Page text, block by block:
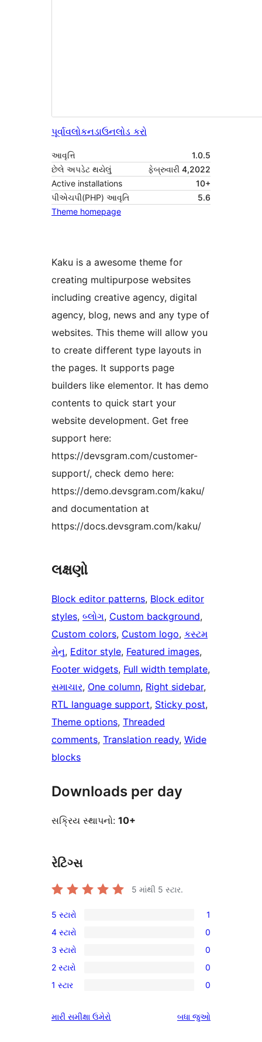
પૂર્વાવલોકનડાઉનલોડ કરો
આવૃત્તિ
1.0.5
છેલે અપડેટ થયેલું
ફેબ્રુવારી 4,2022
Active installations
10+
પીએચપી(PHP) આવૃતિ
5.6
Theme homepage
Kaku is a awesome theme for
creating multipurpose websites
including creative agency, digital
agency, blog, news and any type of
websites. This theme will allow you
to create different type layouts in
the pages. It supports page
builders like elementor. It has demo
contents to quick start your
website development. Get free
support here:
https://devsgram.com/customer-
support/, check demo here:
https://demo.devsgram.com/kaku/
and documentation at
https://docs.devsgram.com/kaku/
લક્ષણો
Block editor patterns, Block editor
styles, બ્લોગ, Custom background
Custom colors, Custom logo, કસ્ટમ
મેનુ, Editor style, Featured images
Footer widgets, Full width template
સમાચાર, One column, Right sidebar
RTL language support, Sticky post
Theme options, Threaded
comments, Translation ready, Wide
blocks
Downloads per day
સક્રિય સ્થાપનો: 10+
રેટિંગ્સ
5 માંથી 5 સ્ટાર.
1
5-
સ્ટાર
સમીક્ષા
5 સ્ટારો 1
0
4-
સ્ટાર
સમીક્ષાઓ
4 સ્ટારો 0
0
3-
સ્ટાર
3 સ્ટારો 0
0
2-
સમીક્ષાઓ
2 સ્ટારો 0
0
સ્ટાર
1 સ્ટાર 0
મારી સમીક્ષા ઉમેરો બધા સમીક્ષાઓ
જુઓ